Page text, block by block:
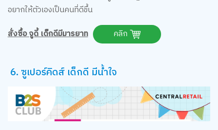
สั่งซื้อ จูดี้ เด็กดีมีมารยาท